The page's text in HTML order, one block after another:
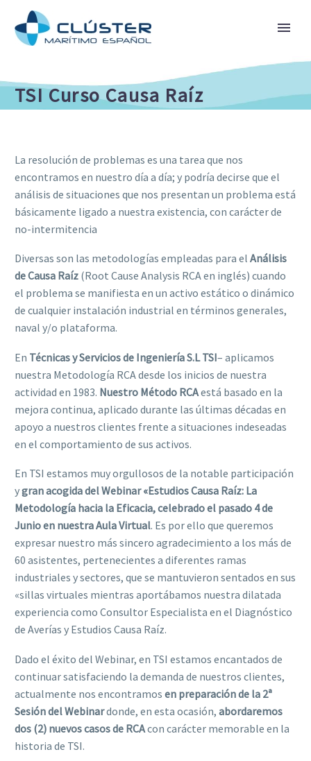
TSI Curso Causa Raíz
La resolución de problemas es una tarea que nos
encontramos en nuestro día a día; y podría decirse que el
análisis de situaciones que nos presentan un problema está
básicamente ligado a nuestra existencia, con carácter de
no-intermitencia
Diversas son las metodologías empleadas para el Análisis
de Causa Raíz (Root Cause Analysis RCA en inglés) cuando
el problema se manifiesta en un activo estático o dinámico
de cualquier instalación industrial en términos generales,
naval y/o plataforma.
En Técnicas y Servicios de Ingeniería S.L TSI– aplicamos
nuestra Metodología RCA desde los inicios de nuestra
actividad en 1983. Nuestro Método RCAestá basado en la
mejora continua, aplicado durante las últimas décadas en
apoyo a nuestros clientes frente a situaciones indeseadas
en el comportamiento de sus activos.
En TSI estamos muy orgullosos de la notable participación
ygran acogida del Webinar «Estudios Causa Raíz: La
Metodología hacia la Eficacia, celebrado el pasado 4 de
Junio en nuestra Aula Virtual. Es por ello que queremos
expresar nuestro más sincero agradecimiento a los más de
60 asistentes, pertenecientes a diferentes ramas
industriales y sectores, que se mantuvieron sentados en sus
«sillas virtuales mientras aportábamos nuestra dilatada
experiencia como Consultor Especialista en el Diagnóstico
de Averías y Estudios Causa Raíz.
Dado el éxito del Webinar, en TSI estamos encantados de
continuar satisfaciendo la demanda de nuestros clientes,
actualmente nos encontramos en preparación de la 2ª
Sesión del Webinardonde, en esta ocasión, abordaremos
dos (2) nuevos casos de RCAcon carácter memorable en la
historia de TSI.